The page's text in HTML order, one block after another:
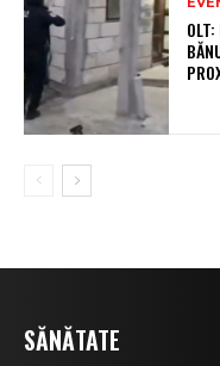
SĂNĂTATE